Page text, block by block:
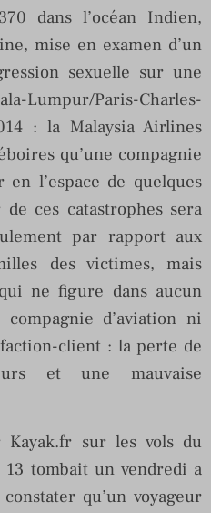
dans l’océan Indien,
mise en examen d’un
sexuelle sur une
Lumpur/Paris-Charles-
: la Malaysia Airlines
qu’une compagnie
l’espace de quelques
ces catastrophes sera
par rapport aux
des victimes, mais
ne figure dans aucun
compagnie d’aviation ni
client : la perte de
et une mauvaise
sur les vols du
tombait un vendredi a
qu’un voyageur